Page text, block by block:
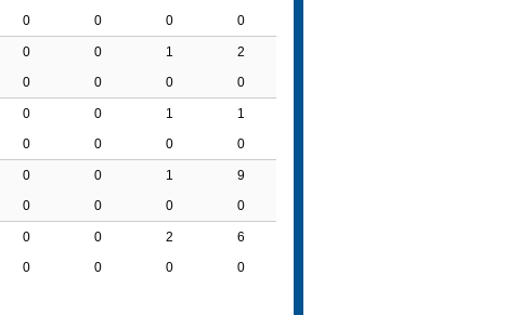
0 0 0 0
0 0 1
2
0 0 0 0
0 0 1
1
0 0 0 0
0 0 1
9
0 0 0 0
0 0 2
6
0 0 0 0